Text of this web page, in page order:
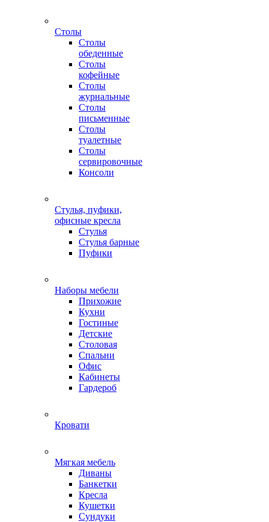
Столы
Столы
обеденные
Столы
кофейные
Столы
журнальные
Столы
письменные
Столы
туалетные
Столы
сервировочные
Консоли
Стулья, пуфики,
офисные кресла
Стулья
Стулья барные
Пуфики
Наборы мебели
Прихожие
Кухни
Гостиные
Детские
Столовая
Спальни
Офис
Кабинеты
Гардероб
Кровати
Мягкая мебель
Диваны
Банкетки
Кресла
Кушетки
Сундуки